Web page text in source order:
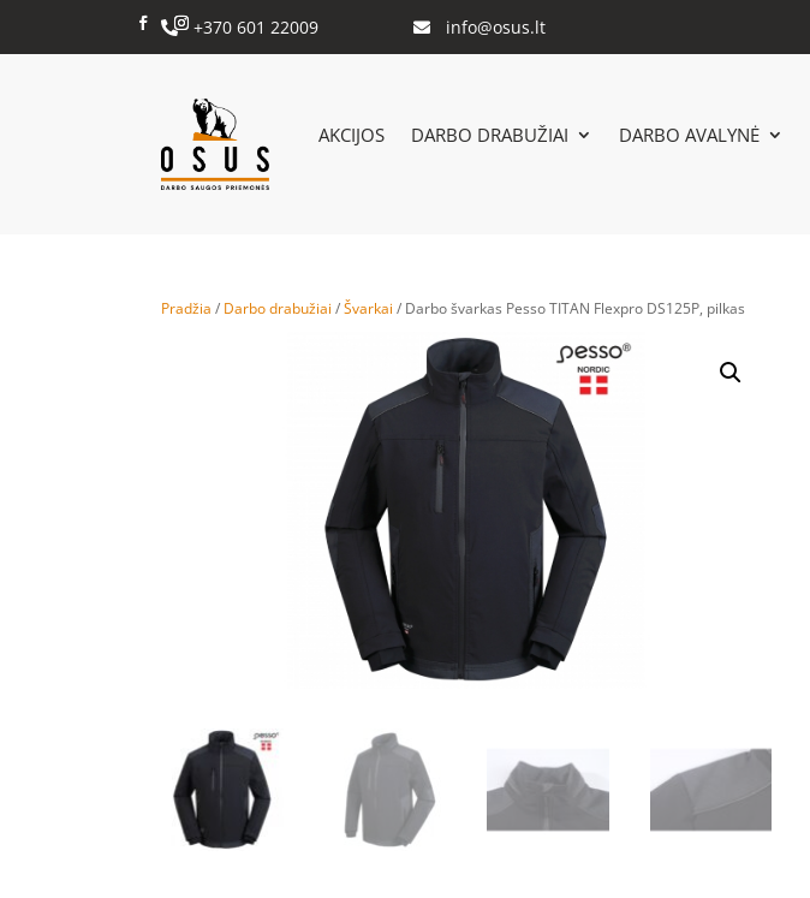
 +370 601 22009  info@osus.lt
AKCIJOS DARBO DRABUŽIAI DARBO AVALYNĖ
Pradžia / Darbo drabužiai /Švarkai / Darbo švarkas Pesso TITAN Flexpro DS125P, pilkas